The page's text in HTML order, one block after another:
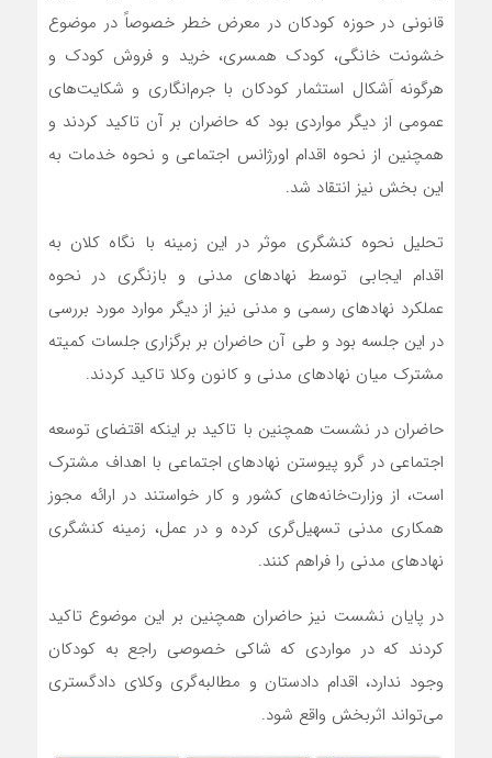
قانونی در حوزه کودکان در معرض خطر خصوصاً در موضوع
خشونت خانگی، کودک همسری، خرید و فروش کودک و
هرگونه اَشکال استثمار کودکان با جرم‌انگاری و شکایت‌های
عمومی از دیگر مواردی بود که حاضران بر آن تاکید کردند و
همچنین از نحوه اقدام اورژانس اجتماعی و نحوه خدمات به
این بخش نیز انتقاد شد.
تحلیل نحوه کنشگری موثر در این زمینه با نگاه کلان به
اقدام ایجابی توسط نهادهای مدنی و بازنگری در نحوه
عملکرد نهادهای رسمی و مدنی نیز از دیگر موارد مورد بررسی
در این جلسه بود و طی آن حاضران بر برگزاری جلسات کمیته
مشترک میان نهادهای مدنی و کانون وکلا تاکید کردند.
حاضران در نشست همچنین با تاکید بر اینکه اقتضای توسعه
اجتماعی در گرو پیوستن نهادهای اجتماعی با اهداف مشترک
است، از وزارت‌خانه‌های کشور و کار خواستند در ارائه مجوز
همکاری مدنی تسهیل‌گری کرده و در عمل، زمینه کنشگری
نهادهای مدنی را فراهم کنند.
در پایان نشست نیز حاضران همچنین بر این موضوع تاکید
کردند که در مواردی که شاکی خصوصی راجع به کودکان
وجود ندارد، اقدام دادستان و مطالبه‌گری وکلای دادگستری
می‌تواند اثربخش واقع شود.